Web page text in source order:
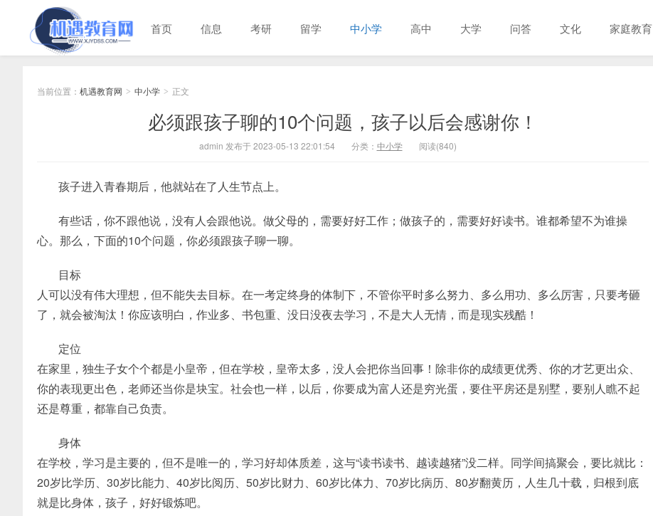
首页 信息 考研 留学 中小学 高中 大学 问答 文化 家庭教育
当前位置： 机遇教育网 > 中小学 > 正文
必须跟孩子聊的10个问题，孩子以后会感谢你！
admin 发布于 2023-05-13 22:01:54 分类： 中小学 阅读(840)
孩子进入青春期后，他就站在了人生节点上。
有些话，你不跟他说，没有人会跟他说。做父母的，需要好好工作；做孩子的，需要好好读书。谁都希望不为谁操
心。那么，下面的10个问题，你必须跟孩子聊一聊。
目标
人可以没有伟大理想，但不能失去目标。在一考定终身的体制下，不管你平时多么努力、多么用功、多么厉害，只要考砸
了，就会被淘汰！你应该明白，作业多、书包重、没日没夜去学习，不是大人无情，而是现实残酷！
定位
在家里，独生子女个个都是小皇帝，但在学校，皇帝太多，没人会把你当回事！除非你的成绩更优秀、你的才艺更出众、
你的表现更出色，老师还当你是块宝。社会也一样，以后，你要成为富人还是穷光蛋，要住平房还是别墅，要别人瞧不起
还是尊重，都靠自己负责。
身体
在学校，学习是主要的，但不是唯一的，学习好却体质差，这与“读书读书、越读越猪”没二样。同学间搞聚会，要比就比：
20岁比学历、30岁比能力、40岁比阅历、50岁比财力、60岁比体力、70岁比病历、80岁翻黄历，人生几十载，归根到底
就是比身体，孩子，好好锻炼吧。